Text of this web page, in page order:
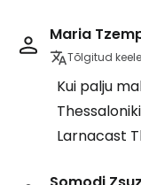
Maria
Tõlgitud
Kui palju
Larnacast